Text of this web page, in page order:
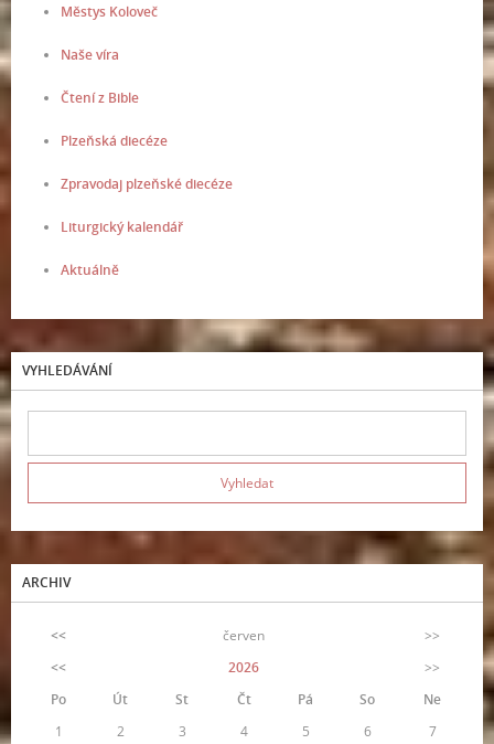
Městys Koloveč
Naše víra
Čtení z Bible
Plzeňská diecéze
Zpravodaj plzeňské diecéze
Liturgický kalendář
Aktuálně
VYHLEDÁVÁNÍ
ARCHIV
<< červen
>>
<<
2026
>>
Po
Út St Čt Pá So
Ne
1
2 3 4 5 6
7